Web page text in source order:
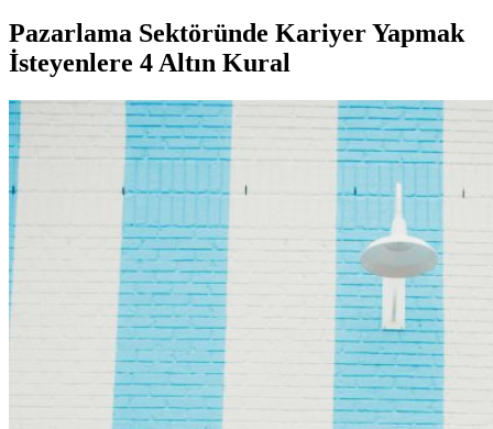
Pazarlama Sektöründe Kariyer Yapmak
İsteyenlere 4 Altın Kural